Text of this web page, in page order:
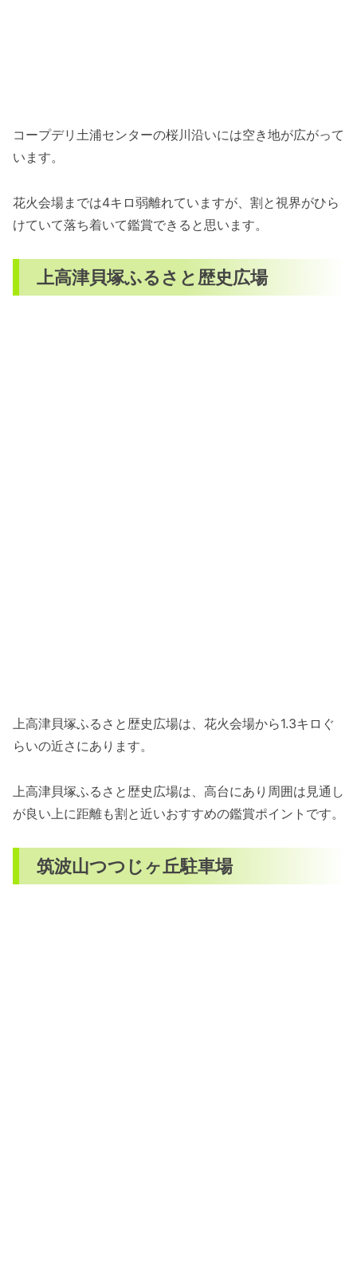
コープデリ土浦センターの桜川沿いには空き地が広がって
います。
花火会場までは4キロ弱離れていますが、割と視界がひら
けていて落ち着いて鑑賞できると思います。
上高津貝塚ふるさと歴史広場
上高津貝塚ふるさと歴史広場は、花火会場から1.3キロぐ
らいの近さにあります。
上高津貝塚ふるさと歴史広場は、高台にあり周囲は見通し
が良い上に距離も割と近いおすすめの鑑賞ポイントです。
筑波山つつじヶ丘駐車場